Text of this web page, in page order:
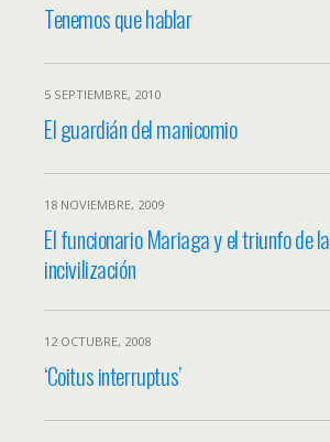
Tenemos que hablar
5 SEPTIEMBRE, 2010
El guardián del manicomio
18 NOVIEMBRE, 2009
El funcionario Mariaga y el triunfo de la
incivilización
12 OCTUBRE, 2008
‘Coitus interruptus’